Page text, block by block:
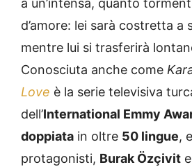
a un’intensa, quanto
d’amore: lei sarà costretta a
mentre lui si trasferirà
Conosciuta anche come
Love è la serie televisiva
dell’International Emmy
doppiata in oltre 50 lingue,
protagonisti, Burak Özçivit e